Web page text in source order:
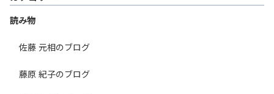
読み物
佐藤 元相のブログ
藤原 紀子のブログ